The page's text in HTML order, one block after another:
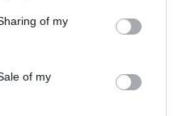
of my
of my
κι έλα στο Μελίνα!
έκθεση «Imagine The Next